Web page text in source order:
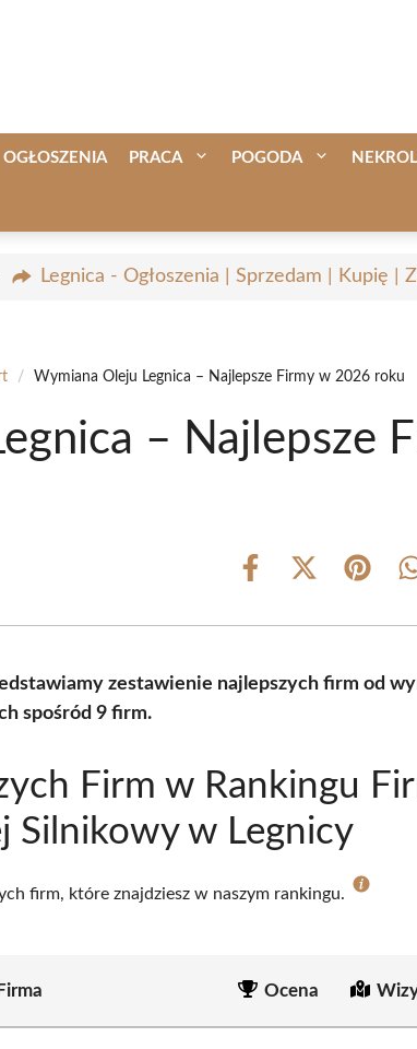
OGŁOSZENIA PRACA POGODA
Legnica - Ogłoszenia | Sprzedam | Kupię |
/ Wymiana Oleju Legnica – Najlepsze Firmy w 2026 roku
– Najlepsze
Share
Share
(Twitter)
Share
zestawienie najlepszych firm od
spośród 9 firm.
Firm w Rankingu
Silnikowy w Legnicy
firm, które znajdziesz w naszym rankingu.
Firma Ocena